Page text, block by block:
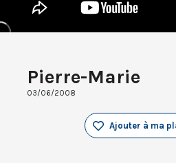
Pierre-Marie
03/06/2008
Ajouter à ma